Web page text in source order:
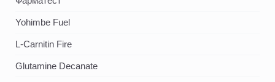
Yohimbe Fuel
L-Carnitin Fire
Glutamine Decanate